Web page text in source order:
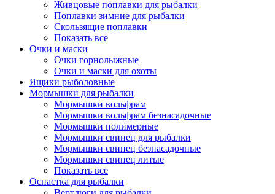
Живцовые поплавки для рыбалки
Поплавки зимние для рыбалки
Скользящие поплавки
Показать все
Очки и маски
Очки горнолыжные
Очки и маски для охоты
Ящики рыболовные
Мормышки для рыбалки
Мормышки вольфрам
Мормышки вольфрам безнасадочные
Мормышки полимерные
Мормышки свинец для рыбалки
Мормышки свинец безнасадочные
Мормышки свинец литые
Показать все
Оснастка для рыбалки